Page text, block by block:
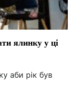
ялинку у ці
аби рік був